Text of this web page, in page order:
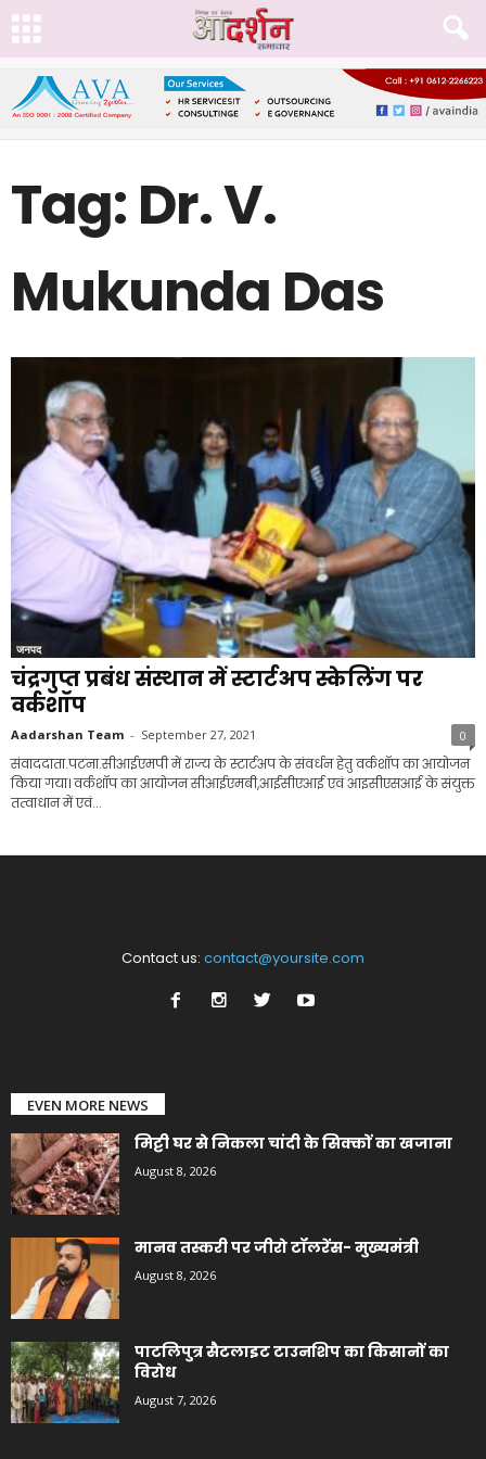
Tag: Dr. V.
Mukunda Das
जनपद
चंद्रगुप्त प्रबंध संस्थान में स्टार्टअप स्केलिंग पर
वर्कशॉप
Aadarshan Team - September 27, 2021 0
संवाददाता.पटना.सीआईएमपी में राज्य के स्टार्टअप के संवर्धन हेतु वर्कशॉप का आयोजन
किया गया। वर्कशॉप का आयोजन सीआईएमबी,आईसीएआई एवं आइसीएसआई के संयुक्त
तत्वाधान में एवं...
Contact us: contact@yoursite.com
EVEN MORE NEWS
मिट्टी घर से निकला चांदी के सिक्कों का खजाना
August 8, 2026
मानव तस्करी पर जीरो टॉलरेंस- मुख्यमंत्री
August 8, 2026
पाटलिपुत्र सैटलाइट टाउनशिप का किसानों का
विरोध
August 7, 2026